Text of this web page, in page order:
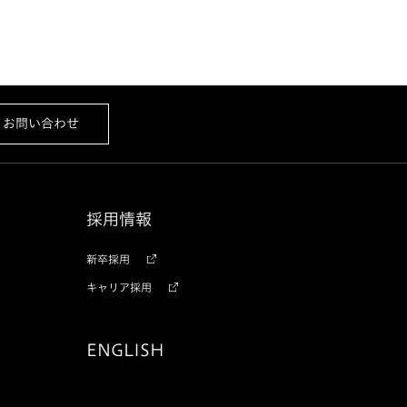
お問い合わせ
採用情報
新卒採用
キャリア採用
ENGLISH